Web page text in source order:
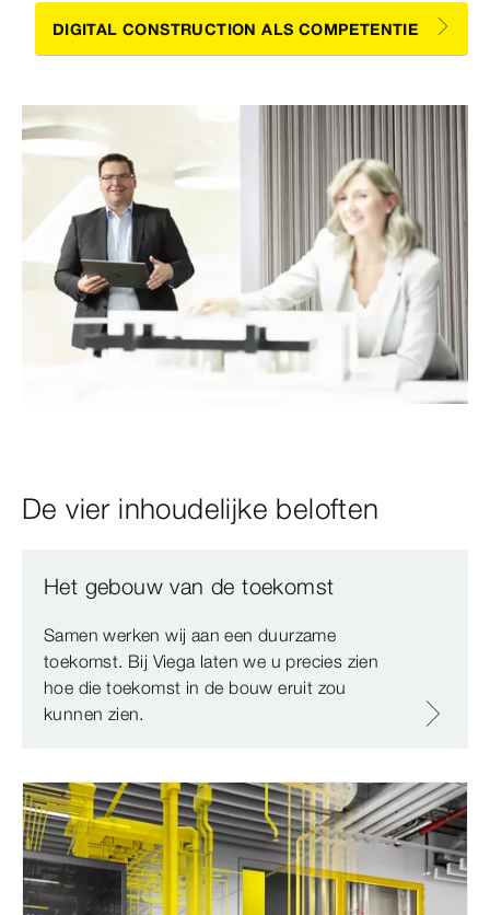
DIGITAL CONSTRUCTION ALS COMPETENTIE
De vier inhoudelijke beloften
Het gebouw van de toekomst
Samen werken wij aan een duurzame
toekomst. Bij Viega laten we u precies zien
hoe die toekomst in de bouw eruit zou
kunnen zien.